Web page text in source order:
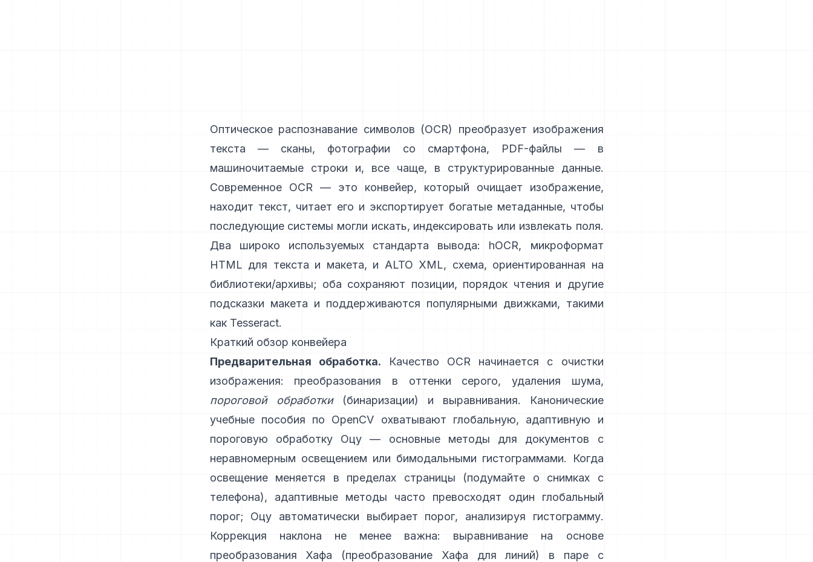
Оптическое распознавание символов (OCR) преобразует изображения
текста — сканы, фотографии со смартфона, PDF-файлы — в
машиночитаемые строки и, все чаще, в структурированные данные.
Современное OCR — это конвейер, который очищает изображение,
находит текст, читает его и экспортирует богатые метаданные, чтобы
последующие системы могли искать, индексировать или извлекать поля.
Два широко используемых стандарта вывода:
hOCR, микроформат
HTML для текста и макета, и ALTO XML, схема, ориентированная на
библиотеки/архивы; оба сохраняют позиции, порядок чтения и другие
подсказки макета и поддерживаются популярными движками, такими
как Tesseract.
Краткий обзор конвейера
Предварительная обработка. Качество OCR начинается с очистки
изображения: преобразования в оттенки серого, удаления шума,
пороговой обработки(бинаризации) и выравнивания. Канонические
учебные пособия по OpenCV охватывают глобальную,
адаптивную
и
пороговую обработку Оцу
— основные методы для документов с
неравномерным освещением или бимодальными гистограммами. Когда
освещение меняется в пределах страницы (подумайте о снимках с
телефона), адаптивные методы часто превосходят один глобальный
порог; Оцу автоматически выбирает порог, анализируя гистограмму.
Коррекция наклона не менее важна: выравнивание на основе
преобразования Хафа (преобразование Хафа для линий) в паре с